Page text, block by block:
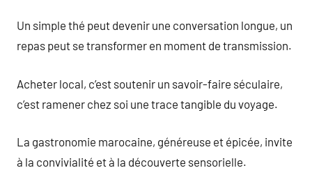
Un simple thé peut devenir une conversation longue, un
repas peut se transformer en moment de transmission.
Acheter local, c’est soutenir un savoir-faire séculaire,
c’est ramener chez soi une trace tangible du voyage.
La gastronomie marocaine, généreuse et épicée, invite
à la convivialité et à la découverte sensorielle.